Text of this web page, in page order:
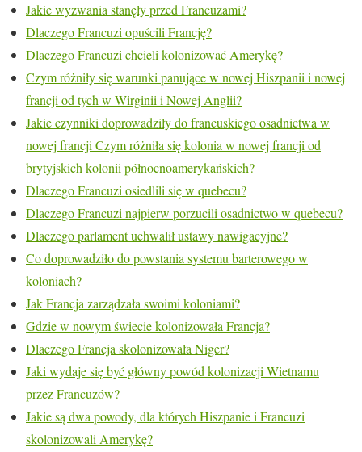
Jakie wyzwania stanęły przed Francuzami?
Dlaczego Francuzi opuścili Francję?
Dlaczego Francuzi chcieli kolonizować Amerykę?
Czym różniły się warunki panujące w nowej Hiszpanii i nowej
francji od tych w Wirginii i Nowej Anglii?
Jakie czynniki doprowadziły do francuskiego osadnictwa w
nowej francji Czym różniła się kolonia w nowej francji od
brytyjskich kolonii północnoamerykańskich?
Dlaczego Francuzi osiedlili się w quebecu?
Dlaczego Francuzi najpierw porzucili osadnictwo w quebecu?
Dlaczego parlament uchwalił ustawy nawigacyjne?
Co doprowadziło do powstania systemu barterowego w
koloniach?
Jak Francja zarządzała swoimi koloniami?
Gdzie w nowym świecie kolonizowała Francja?
Dlaczego Francja skolonizowała Niger?
Jaki wydaje się być główny powód kolonizacji Wietnamu
przez Francuzów?
Jakie są dwa powody, dla których Hiszpanie i Francuzi
skolonizowali Amerykę?